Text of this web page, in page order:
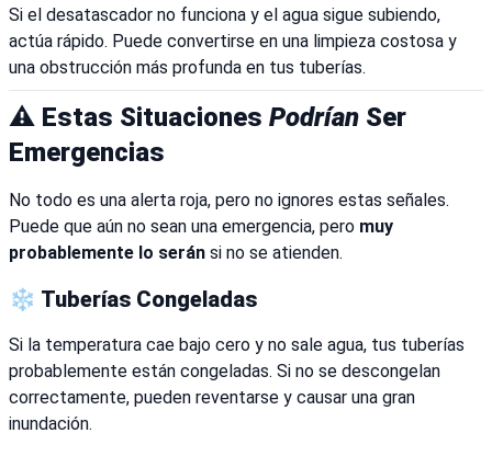
Si el desatascador no funciona y el agua sigue subiendo,
actúa rápido. Puede convertirse en una limpieza costosa y
una obstrucción más profunda en tus tuberías.
⚠️ Estas Situaciones Podrían Ser
Emergencias
No todo es una alerta roja, pero no ignores estas señales.
Puede que aún no sean una emergencia, pero muy
probablemente lo serán si no se atienden.
❄️ Tuberías Congeladas
Si la temperatura cae bajo cero y no sale agua, tus tuberías
probablemente están congeladas. Si no se descongelan
correctamente, pueden reventarse y causar una gran
inundación.